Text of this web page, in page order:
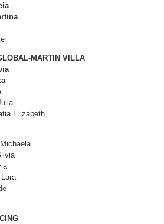
MARTIN VILLA
Elizabeth